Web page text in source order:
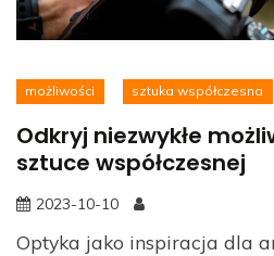
możliwości sztuka współczesna
Odkryj niezwykłe
sztuce współczesnej
2023-10-10
Optyka jako inspiracja dla